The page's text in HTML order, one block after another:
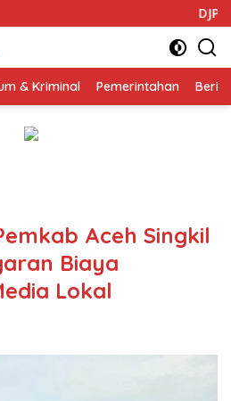
DJP Jawa Timur Gandeng GP
& Kriminal Pemerintahan
Aceh Singkil
Biaya
Lokal